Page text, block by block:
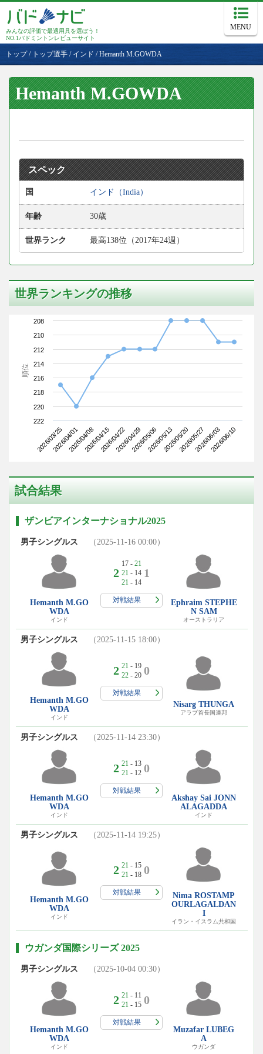
みんなの評価で最適用具を選ぼう！
NO.1バドミントンレビューサイト
MENU
トップ/ トップ選手 / インド /Hemanth M.GOWDA
Hemanth M.GOWDA
スペック
国 インド（India）
年齢 30歳
世界ランク 最高138位（2017年24週）
世界ランキングの推移
順位
2026/03/252026/04/012026/04/082026/04/152026/04/222026/04/292026/05/062026/05/132026/05/202026/05/272026/06/032026/06/10
208
210
212
214
216
218
220
222
試合結果
ザンビアインターナショナル2025
男子シングルス （2025-11-16 00:00）
Hemanth M.GO
WDA
インド
2
17 - 21
21 - 14
21 - 14
1
対戦結果
Ephraim STEPHE
N SAM
オーストラリア
男子シングルス （2025-11-15 18:00）
Hemanth M.GO
WDA
インド
2 21 - 19
22- 20 0
対戦結果
Nisarg THUNGA
アラブ首長国連邦
男子シングルス （2025-11-14 23:30）
Hemanth M.GO
WDA
インド
2 21 - 13
21 - 12 0
対戦結果
Akshay Sai JONN
ALAGADDA
インド
男子シングルス （2025-11-14 19:25）
Hemanth M.GO
WDA
インド
2 21 - 15
21 - 18 0
対戦結果
Nima ROSTAMP
OURLAGALDAN
I
イラン・イスラム共和国
ウガンダ国際シリーズ 2025
男子シングルス （2025-10-04 00:30）
Hemanth M.GO
WDA
インド
2 21 - 11
21 - 15 0
対戦結果
Muzafar LUBEG
A
ウガンダ